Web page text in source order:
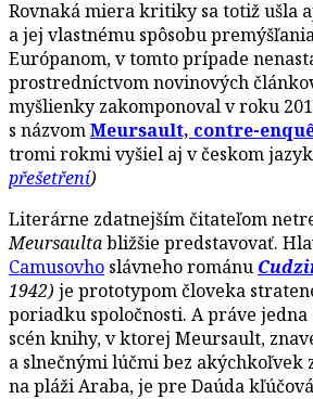
Rovnaká miera kritiky sa totiž ušla
a jej vlastnému spôsobu
Európanom, v tomto prípade
prostredníctvom novinových
myšlienky zakomponoval v roku
s názvomMeursault, contre-
tromi rokmi vyšiel aj v českom
přešetření)
Literárne zdatnejším čitateľom
Meursaultabližšie predstavovať.
Camusovho slávneho románu
1942) je prototypom človeka
poriadku spoločnosti. A práve
scén knihy, v ktorej Meursault,
a slnečnými lúčmi bez akýchkoľvek
na pláži Araba, je pre Daúda